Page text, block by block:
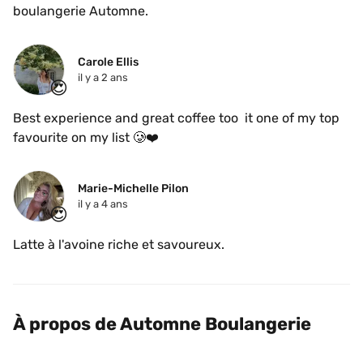
boulangerie Automne.
😍
Carole Ellis
il y a 2 ans
Best experience and great coffee too  it one of my top
😍
Marie-Michelle Pilon
il y a 4 ans
À propos de Automne Boulangerie